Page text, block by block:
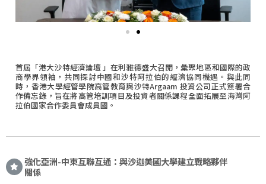
首屆「港大沙特經濟論壇 」在利雅德盛大召開，彙聚地區和國際的政
商學界領袖，共同探討中國和沙特阿拉伯的經濟協同機遇。與此同
時，香港大學經管學院高管教育與沙特Argaam 投資公司正式簽署合
作備忘錄，旨在將高管培訓項目及投資者關係課程全面拓展至海灣阿
拉伯國家合作委員會成員國。
強化亞洲-中東互聯互通：與沙迦美國大學建立戰略夥伴
關係